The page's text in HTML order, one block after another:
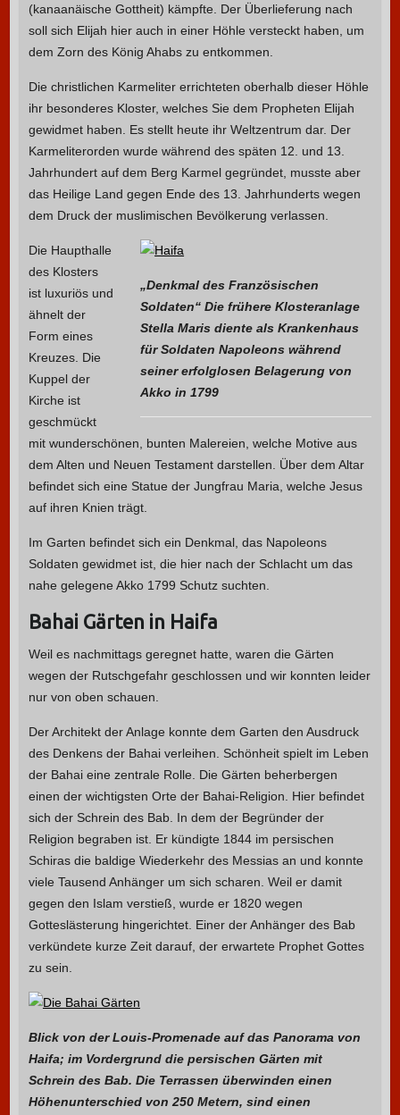
(kanaanäische Gottheit) kämpfte. Der Überlieferung nach
soll sich Elijah hier auch in einer Höhle versteckt haben, um
dem Zorn des König Ahabs zu entkommen.
Die christlichen Karmeliter errichteten oberhalb dieser Höhle
ihr besonderes Kloster, welches Sie dem Propheten Elijah
gewidmet haben. Es stellt heute ihr Weltzentrum dar. Der
Karmeliterorden wurde während des späten 12. und 13.
Jahrhundert auf dem Berg Karmel gegründet, musste aber
das Heilige Land gegen Ende des 13. Jahrhunderts wegen
dem Druck der muslimischen Bevölkerung verlassen.
„Denkmal des Französischen
Soldaten“ Die frühere Klosteranlage
Stella Maris diente als Krankenhaus
für Soldaten Napoleons während
seiner erfolglosen Belagerung von
Akko in 1799
Die Haupthalle
des Klosters
ist luxuriös und
ähnelt der
Form eines
Kreuzes. Die
Kuppel der
Kirche ist
geschmückt
mit wunderschönen, bunten Malereien, welche Motive aus
dem Alten und Neuen Testament darstellen. Über dem Altar
befindet sich eine Statue der Jungfrau Maria, welche Jesus
auf ihren Knien trägt.
Im Garten befindet sich ein Denkmal, das Napoleons
Soldaten gewidmet ist, die hier nach der Schlacht um das
nahe gelegene Akko 1799 Schutz suchten.
Bahai Gärten in Haifa
Weil es nachmittags geregnet hatte, waren die Gärten
wegen der Rutschgefahr geschlossen und wir konnten leider
nur von oben schauen.
Der Architekt der Anlage konnte dem Garten den Ausdruck
des Denkens der Bahai verleihen. Schönheit spielt im Leben
der Bahai eine zentrale Rolle. Die Gärten beherbergen
einen der wichtigsten Orte der Bahai-Religion. Hier befindet
sich der Schrein des Bab. In dem der Begründer der
Religion begraben ist. Er kündigte 1844 im persischen
Schiras die baldige Wiederkehr des Messias an und konnte
viele Tausend Anhänger um sich scharen. Weil er damit
gegen den Islam verstieß, wurde er 1820 wegen
Gotteslästerung hingerichtet. Einer der Anhänger des Bab
verkündete kurze Zeit darauf, der erwartete Prophet Gottes
zu sein.
Blick von der Louis-Promenade auf das Panorama von
Haifa; im Vordergrund die persischen Gärten mit
Schrein des Bab. Die Terrassen überwinden einen
Höhenunterschied von 250 Metern, sind einen